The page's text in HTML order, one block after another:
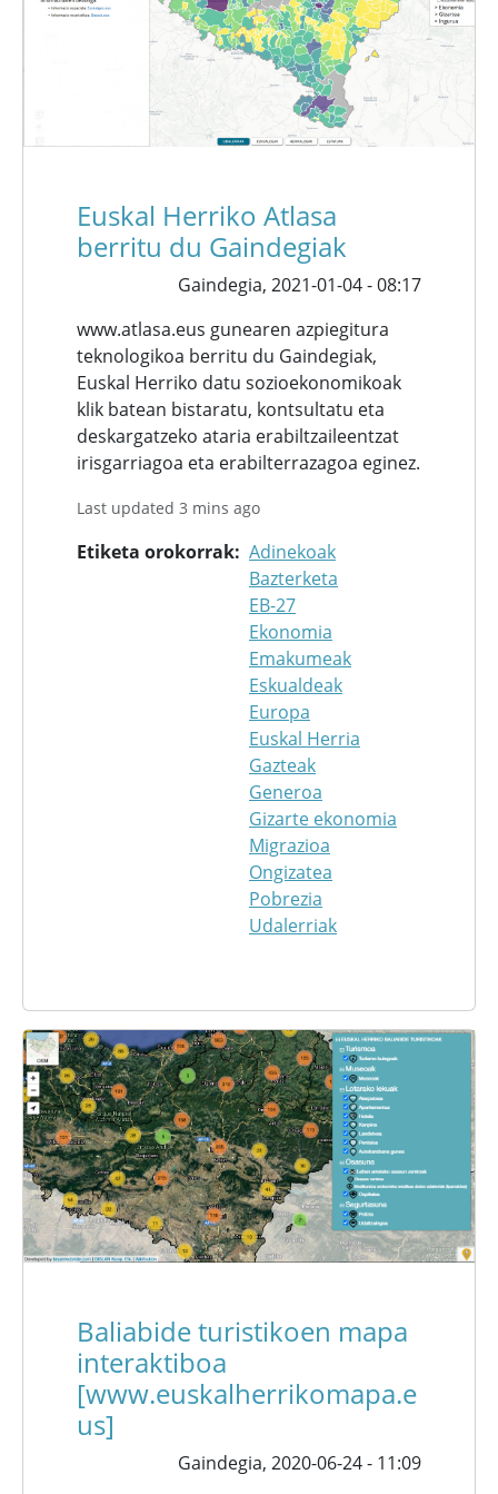
Euskal Herriko Atlasa
berritu du Gaindegiak
Gaindegia, 2021-01-04 - 08:17
www.atlasa.eus gunearen azpiegitura
teknologikoa berritu du Gaindegiak,
Euskal Herriko datu sozioekonomikoak
klik batean bistaratu, kontsultatu eta
deskargatzeko ataria erabiltzaileentzat
irisgarriagoa eta erabilterrazagoa eginez.
Last updated 3 mins ago
Etiketa orokorrak Adinekoak
Bazterketa
EB-27
Ekonomia
Emakumeak
Eskualdeak
Europa
Euskal Herria
Gazteak
Generoa
Gizarte ekonomia
Migrazioa
Ongizatea
Pobrezia
Udalerriak
Baliabide turistikoen mapa
interaktiboa
[www.euskalherrikomapa.e
us]
Gaindegia, 2020-06-24 - 11:09